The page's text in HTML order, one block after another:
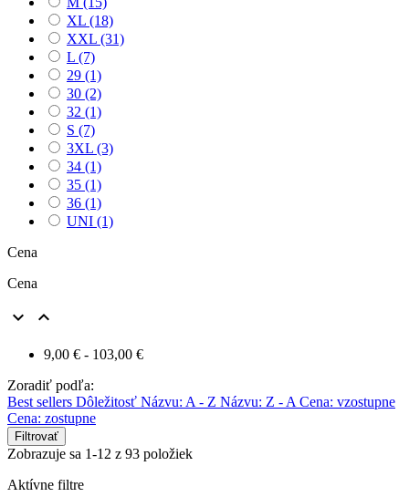
XL (18)
XXL (31)
L (7)
29 (1)
30 (2)
32 (1)
S (7)
3XL (3)
34 (1)
35 (1)
36 (1)
UNI (1)
Cena
Cena
 
9,00 € - 103,00 €
Zoradiť podľa:
Best sellers Dôležitosť Názvu: A - Z Názvu: Z - A Cena: vzostupne
Cena: zostupne
Filtrovať
Zobrazuje sa 1-12 z 93 položiek
Aktívne filtre